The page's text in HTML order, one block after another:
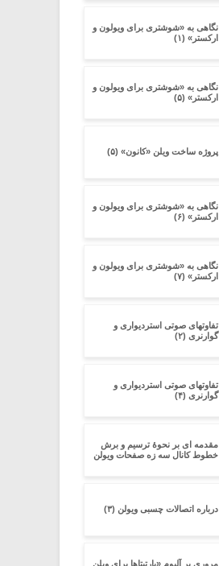
نگاهی به «شوشتری برای ویولون و
ارکستر» (۱)
نگاهی به «شوشتری برای ویولون و
ارکستر» (۵)
پروژه ساخت ویلن «کانون» (۵)
نگاهی به «شوشتری برای ویولون و
ارکستر» (۶)
نگاهی به «شوشتری برای ویولون و
ارکستر» (۷)
تفاوتهای صوتی استردیواری و
گوارنری (۲)
تفاوتهای صوتی استردیواری و
گوارنری (۴)
مقدمه ای بر نحوۀ ترسیم و برش
خطوط کانال سه زه صفحات ویولن
درباره اتصالات چسبی ویولن (۳)
مروری بر آلبوم «پارتیتاها برای ویلن